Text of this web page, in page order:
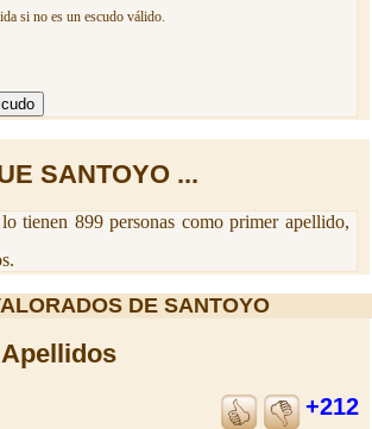
si no es un escudo válido.
SANTOYO ...
tienen 899 personas como primer apellido,
DE SANTOYO
+212